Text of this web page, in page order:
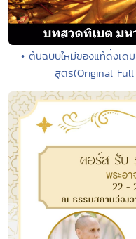
• ต้นฉบับใหม่ของแท้ดั้งเ
สูตร(Original